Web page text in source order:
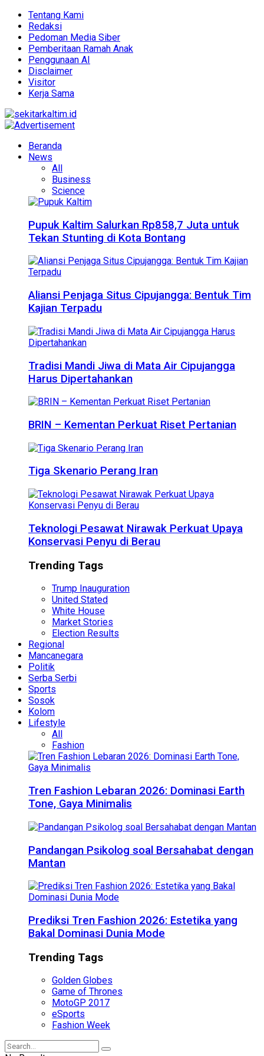
Tentang Kami
Redaksi
Pedoman Media Siber
Pemberitaan Ramah Anak
Penggunaan AI
Disclaimer
Visitor
Kerja Sama
Beranda
News
All
Business
Science
Pupuk Kaltim Salurkan Rp858,7 Juta untuk
Tekan Stunting di Kota Bontang
Aliansi Penjaga Situs Cipujangga: Bentuk Tim
Kajian Terpadu
Tradisi Mandi Jiwa di Mata Air Cipujangga
Harus Dipertahankan
BRIN – Kementan Perkuat Riset Pertanian
Tiga Skenario Perang Iran
Teknologi Pesawat Nirawak Perkuat Upaya
Konservasi Penyu di Berau
Trending Tags
Trump Inauguration
United Stated
White House
Market Stories
Election Results
Regional
Mancanegara
Politik
Serba Serbi
Sports
Sosok
Kolom
Lifestyle
All
Fashion
Tren Fashion Lebaran 2026: Dominasi Earth
Tone, Gaya Minimalis
Pandangan Psikolog soal Bersahabat dengan
Mantan
Prediksi Tren Fashion 2026: Estetika yang
Bakal Dominasi Dunia Mode
Trending Tags
Golden Globes
Game of Thrones
MotoGP 2017
eSports
Fashion Week